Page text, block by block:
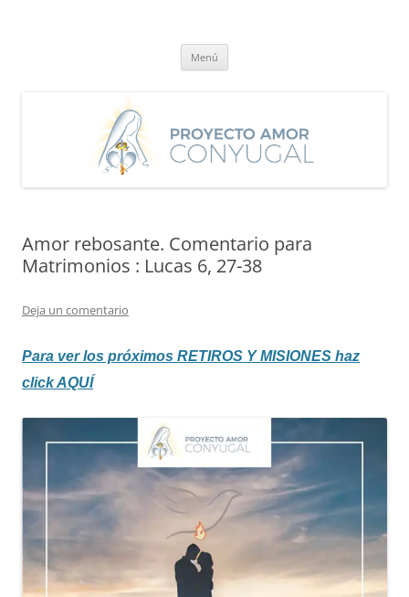
Menú
Amor rebosante. Comentario para
Matrimonios : Lucas 6, 27-38
Deja un comentario
Para ver los próximos RETIROS Y MISIONES haz
click AQUÍ